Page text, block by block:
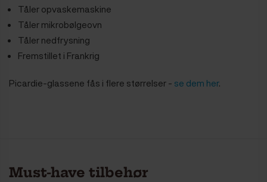
Tåler opvaskemaskine
Tåler mikrobølgeovn
Tåler nedfrysning
Fremstillet i Frankrig
Picardie-glassene fås i flere størrelser - se dem her.
Must-have tilbehør